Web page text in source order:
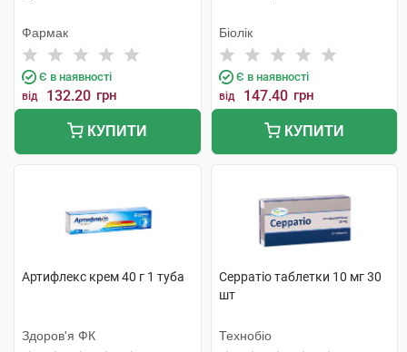
Фармак
Є в наявності
від 132.20 грн
КУПИТИ
Біолік
Є в наявності
від 147.40 грн
КУПИТИ
Артифлекс крем 40 г 1 туба
Здоров'я ФК
Серратіо таблетки 10 мг 30
шт
Технобіо